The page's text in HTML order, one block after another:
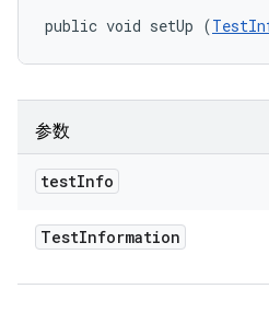
public void setUp (
参数
testInfo
TestInformation